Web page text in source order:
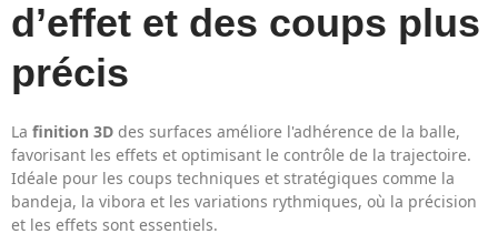
d’effet et des coups plus
précis
La finition 3D des surfaces améliore l'adhérence de la balle,
favorisant les effets et optimisant le contrôle de la trajectoire.
Idéale pour les coups techniques et stratégiques comme la
bandeja, la vibora et les variations rythmiques, où la précision
et les effets sont essentiels.